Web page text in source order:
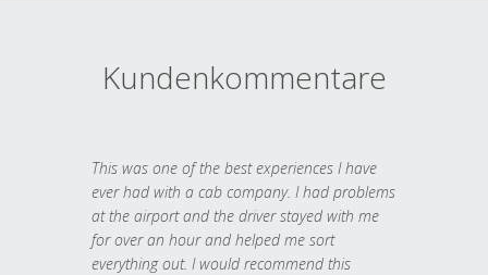
Kundenkommentare
This was one of the best experiences I have
ever had with a cab company. I had problems
at the airport and the driver stayed with me
for over an hour and helped me sort
everything out. I would recommend this